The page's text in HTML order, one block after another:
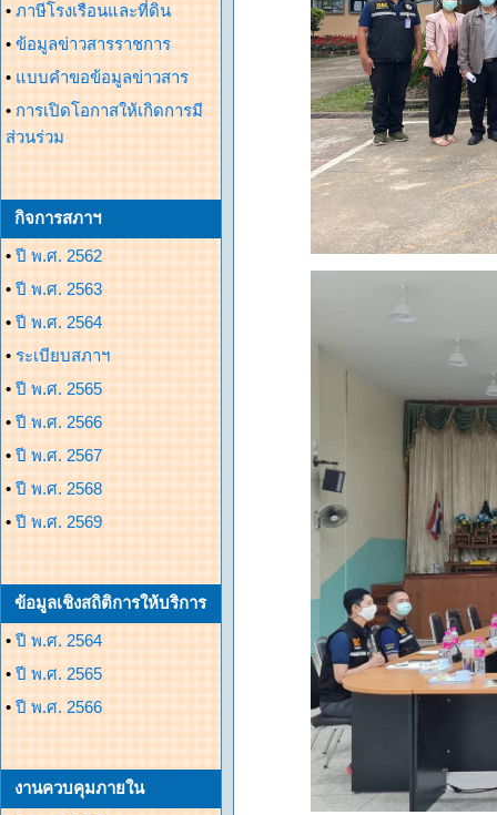
• ภาษีโรงเรือนและที่ดิน
• ข้อมูลข่าวสารราชการ
• แบบคำขอข้อมูลข่าวสาร
• การเปิดโอกาสให้เกิดการมี
ส่วนร่วม
กิจการสภาฯ
• ปี พ.ศ. 2562
• ปี พ.ศ. 2563
• ปี พ.ศ. 2564
• ระเบียบสภาฯ
• ปี พ.ศ. 2565
• ปี พ.ศ. 2566
• ปี พ.ศ. 2567
• ปี พ.ศ. 2568
• ปี พ.ศ. 2569
ข้อมูลเชิงสถิติการให้บริการ
• ปี พ.ศ. 2564
• ปี พ.ศ. 2565
• ปี พ.ศ. 2566
งานควบคุมภายใน